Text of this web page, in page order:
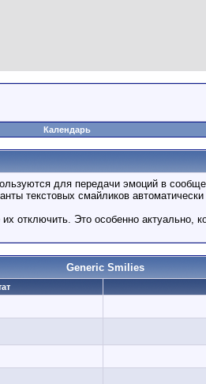
Календарь
для передачи эмоций в
текстовых смайликов
отключить. Это особенно актуально,
Generic Smilies